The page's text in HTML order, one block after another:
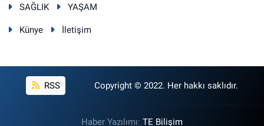
SAĞLIK
YAŞAM
Künye İletişim
RSS Copyright © 2022. Her hakkı saklıdır.
Haber Yazılımı: TE Bilişim